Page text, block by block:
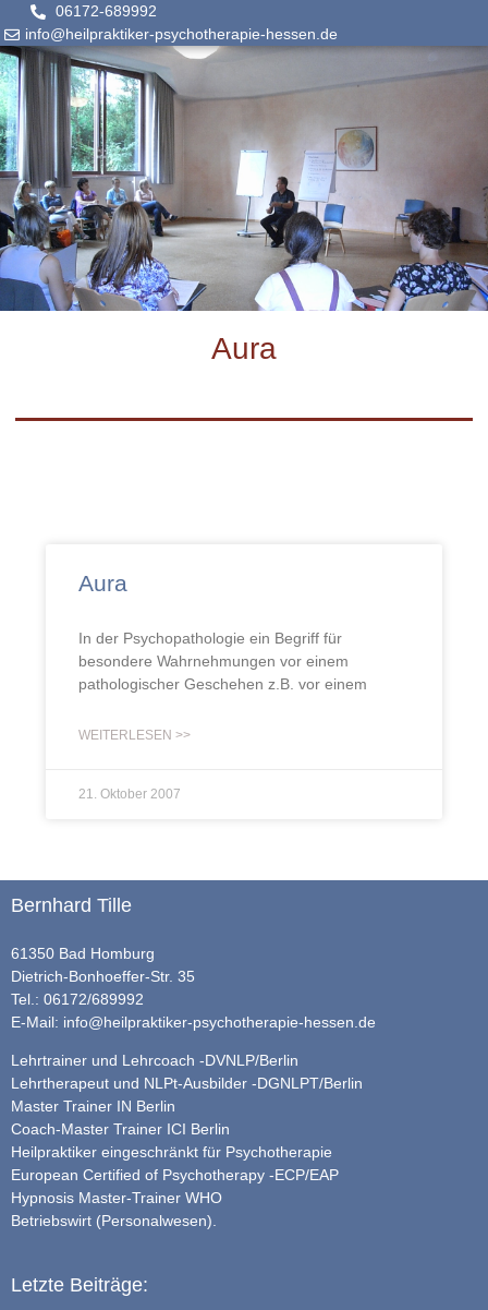
06172-689992
info@heilpraktiker-psychotherapie-hessen.de
Aura
Aura
In der Psychopathologie ein Begriff für
besondere Wahrnehmungen vor einem
pathologischer Geschehen z.B. vor einem
WEITERLESEN >>
21. Oktober 2007
Bernhard Tille
61350 Bad Homburg
Dietrich-Bonhoeffer-Str. 35
Tel.: 06172/689992
E-Mail: info@heilpraktiker-psychotherapie-hessen.de
Lehrtrainer und Lehrcoach -DVNLP/Berlin
Lehrtherapeut und NLPt-Ausbilder -DGNLPT/Berlin
Master Trainer IN Berlin
Coach-Master Trainer ICI Berlin
Heilpraktiker eingeschränkt für Psychotherapie
European Certified of Psychotherapy -ECP/EAP
Hypnosis Master-Trainer WHO
Betriebswirt (Personalwesen).
Letzte Beiträge: